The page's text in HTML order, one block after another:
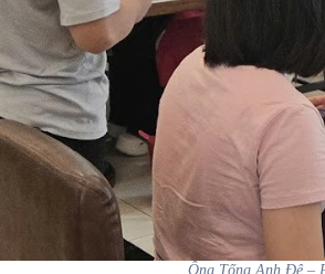
Ông Tống Anh Đệ –